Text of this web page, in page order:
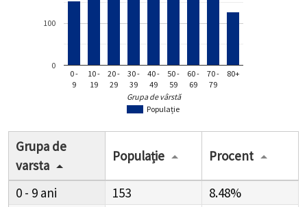
Populație
0 -
9
10 -
19
20 -
29
30 -
39
40 -
49
50 -
59
60 -
69
70 -
79
80+
0
100
Grupa de vârstă
Grupa de
varsta
Populație Procent
0 - 9 153
8.48%